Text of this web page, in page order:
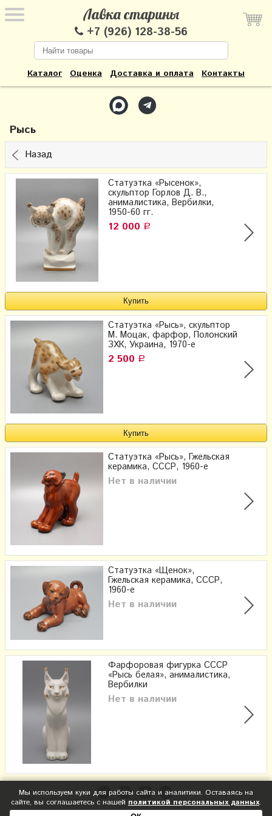
Лавка старины
+7 (926) 128-38-56
Каталог Оценка Доставка и оплата Контакты
Рысь
Назад
Статуэтка «Рысенок»,
скульптор Горлов Д. В.,
анималистика, Вербилки,
1950-60 гг.
12 000 Р
Статуэтка «Рысь», скульптор
М. Моцак, фарфор, Полонский
ЗХК, Украина, 1970-е
2 500 Р
Статуэтка «Рысь», Гжельская
керамика, СССР, 1960-е
Нет в наличии
Статуэтка «Щенок»,
Гжельская керамика, СССР,
1960-е
Нет в наличии
Фарфоровая фигурка СССР
«Рысь белая», анималистика,
Вербилки
Нет в наличии
Мы используем куки для работы сайта и аналитики. Оставаясь на
сайте, вы соглашаетесь с нашей политикой персональных данных.